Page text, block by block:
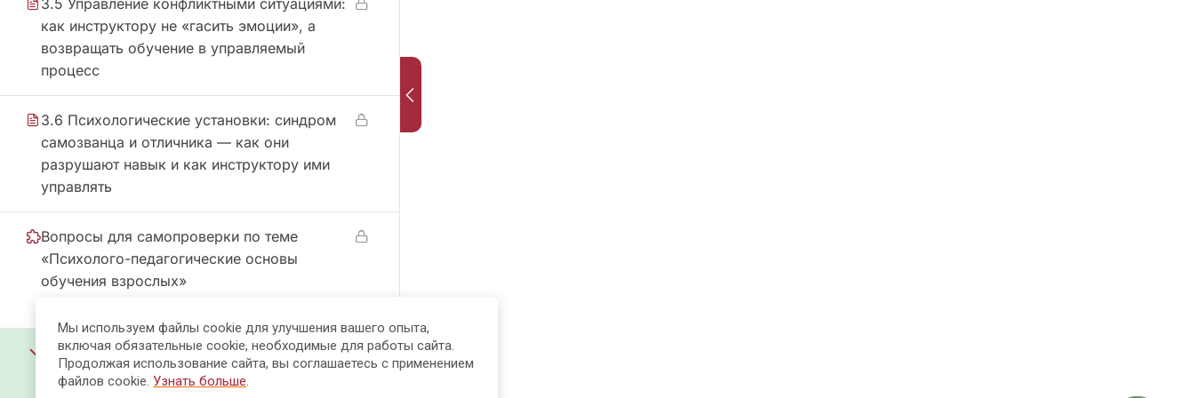
3.5 Управление конфликтными ситуациями:
как инструктору не «гасить эмоции», а
возвращать обучение в управляемый
процесс
3.6 Психологические установки: синдром
самозванца и отличника — как они
разрушают навык и как инструктору ими
управлять
Вопросы для самопроверки по теме
«Психолого-педагогические основы
обучения взрослых»
МОДУЛЬ 4. Проектирование
образовательного процесса и
7
Мы используем файлы cookie для улучшения вашего опыта,
включая обязательные cookie, необходимые для работы сайта.
Продолжая использование сайта, вы соглашаетесь с применением
файлов cookie. Узнать больше.